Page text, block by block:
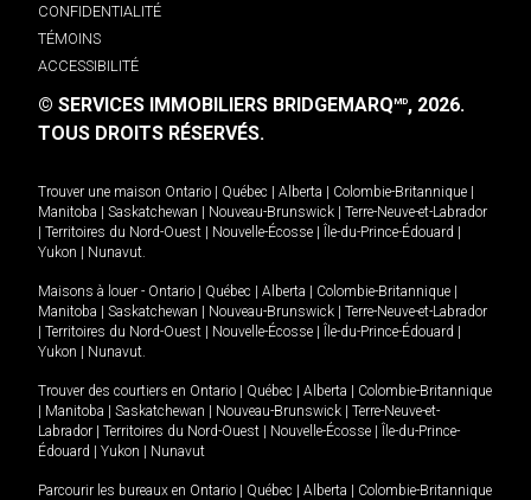
CONFIDENTIALITÉ
TÉMOINS
ACCESSIBILITÉ
© SERVICES IMMOBILIERS BRIDGEMARQMD, 2026.
TOUS DROITS RÉSERVÉS.
Trouver une maison Ontario | Québec | Alberta | Colombie-Britannique |
Manitoba | Saskatchewan | Nouveau-Brunswick | Terre-Neuve-et-Labrador
| Territoires du Nord-Ouest | Nouvelle-Écosse | Île-du-Prince-Édouard |
Yukon | Nunavut
Maisons à louer - Ontario | Québec | Alberta | Colombie-Britannique |
Manitoba | Saskatchewan | Nouveau-Brunswick | Terre-Neuve-et-Labrador
| Territoires du Nord-Ouest | Nouvelle-Écosse | Île-du-Prince-Édouard |
Yukon | Nunavut
Trouver des courtiers en Ontario | Québec | Alberta | Colombie-Britannique
| Manitoba | Saskatchewan | Nouveau-Brunswick | Terre-Neuve-et-
Labrador | Territoires du Nord-Ouest | Nouvelle-Écosse | Île-du-Prince-
Édouard | Yukon | Nunavut
Parcourir les bureaux en Ontario | Québec | Alberta | Colombie-Britannique